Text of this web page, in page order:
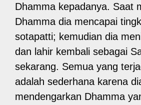
Dhamma kepadanya. Saat
Dhamma dia mencapai
sotapatti; kemudian dia
dan lahir kembali sebagai
sekarang. Semua yang
adalah sederhana karena
mendengarkan Dhamma